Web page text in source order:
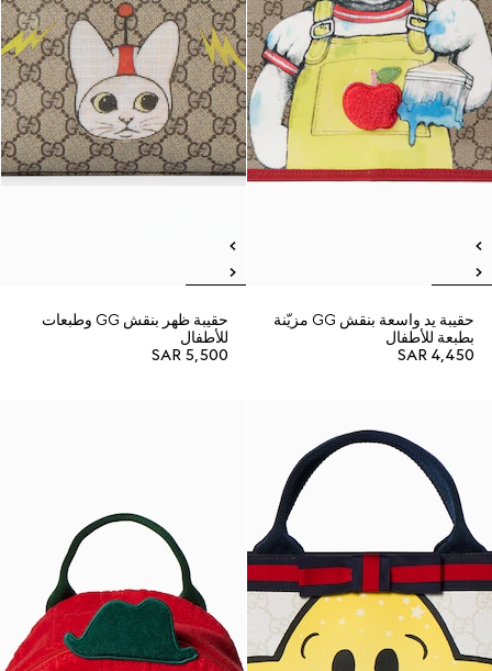
حقيبة يد واسعة بنقش GG مزيّنة
بطبعة للأطفال
SAR 4,450
حقيبة ظهر بنقش GG وطبعات
للأطفال
SAR 5,500